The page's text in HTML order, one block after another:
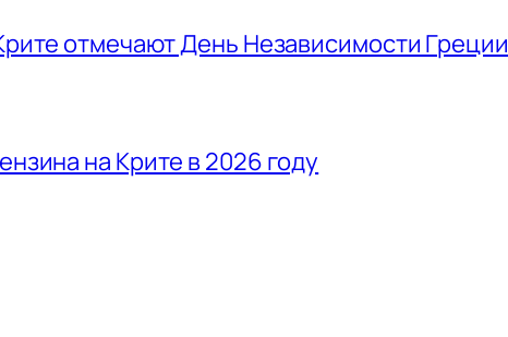
отмечают День Независимости Греции
на Крите в 2026 году